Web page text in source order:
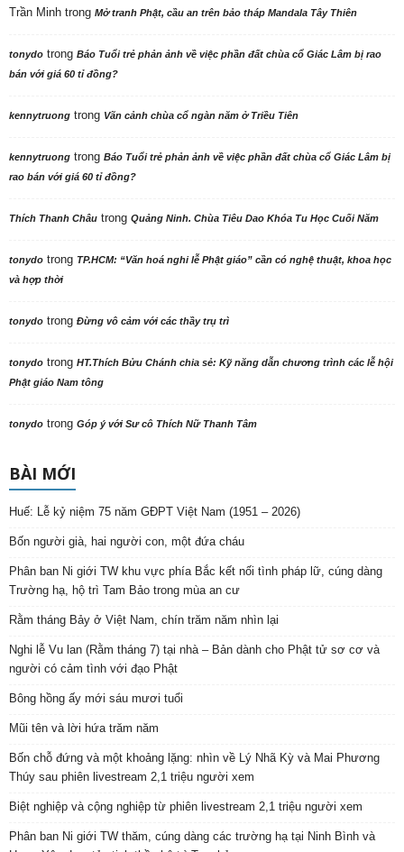
Trần Minh trong Mở tranh Phật, cầu an trên bảo tháp Mandala Tây Thiên
tonydo trong Báo Tuổi trẻ phản ảnh về việc phần đất chùa cổ Giác Lâm bị rao
bán với giá 60 tỉ đồng?
kennytruong trong Vãn cảnh chùa cổ ngàn năm ở Triều Tiên
kennytruong trong Báo Tuổi trẻ phản ảnh về việc phần đất chùa cổ Giác Lâm bị
rao bán với giá 60 tỉ đồng?
Thích Thanh Châu trong Quảng Ninh. Chùa Tiêu Dao Khóa Tu Học Cuối Năm
tonydo trong TP.HCM: “Văn hoá nghi lễ Phật giáo” cần có nghệ thuật, khoa học
và hợp thời
tonydo trong Đừng vô cảm với các thầy trụ trì
tonydo trong HT.Thích Bửu Chánh chia sẻ: Kỹ năng dẫn chương trình các lễ hội
Phật giáo Nam tông
tonydo trong Góp ý với Sư cô Thích Nữ Thanh Tâm
BÀI MỚI
Huế: Lễ kỷ niệm 75 năm GĐPT Việt Nam (1951 – 2026)
Bốn người già, hai người con, một đứa cháu
Phân ban Ni giới TW khu vực phía Bắc kết nối tình pháp lữ, cúng dàng
Trường hạ, hộ trì Tam Bảo trong mùa an cư
Rằm tháng Bảy ở Việt Nam, chín trăm năm nhìn lại
Nghi lễ Vu lan (Rằm tháng 7) tại nhà – Bản dành cho Phật tử sơ cơ và
người có cảm tình với đạo Phật
Bông hồng ấy mới sáu mươi tuổi
Mũi tên và lời hứa trăm năm
Bốn chỗ đứng và một khoảng lặng: nhìn về Lý Nhã Kỳ và Mai Phương
Thúy sau phiên livestream 2,1 triệu người xem
Biệt nghiệp và cộng nghiệp từ phiên livestream 2,1 triệu người xem
Phân ban Ni giới TW thăm, cúng dàng các trường hạ tại Ninh Bình và